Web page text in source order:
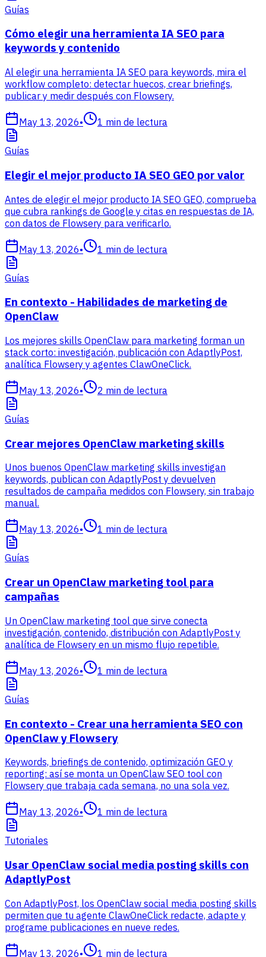
Guías
Cómo elegir una herramienta IA SEO para
keywords y contenido
Al elegir una herramienta IA SEO para keywords, mira el
workflow completo: detectar huecos, crear briefings,
publicar y medir después con Flowsery.
May 13, 2026• 1 min de lectura
Guías
Elegir el mejor producto IA SEO GEO por valor
Antes de elegir el mejor producto IA SEO GEO, comprueba
que cubra rankings de Google y citas en respuestas de IA,
con datos de Flowsery para verificarlo.
May 13, 2026• 1 min de lectura
Guías
En contexto - Habilidades de marketing de
OpenClaw
Los mejores skills OpenClaw para marketing forman un
stack corto: investigación, publicación con AdaptlyPost,
analítica Flowsery y agentes ClawOneClick.
May 13, 2026• 2 min de lectura
Guías
Crear mejores OpenClaw marketing skills
Unos buenos OpenClaw marketing skills investigan
keywords, publican con AdaptlyPost y devuelven
resultados de campaña medidos con Flowsery, sin trabajo
manual.
May 13, 2026• 1 min de lectura
Guías
Crear un OpenClaw marketing tool para
campañas
Un OpenClaw marketing tool que sirve conecta
investigación, contenido, distribución con AdaptlyPost y
analítica de Flowsery en un mismo flujo repetible.
May 13, 2026• 1 min de lectura
Guías
En contexto - Crear una herramienta SEO con
OpenClaw y Flowsery
Keywords, briefings de contenido, optimización GEO y
reporting: así se monta un OpenClaw SEO tool con
Flowsery que trabaja cada semana, no una sola vez.
May 13, 2026• 1 min de lectura
Tutoriales
Usar OpenClaw social media posting skills con
AdaptlyPost
Con AdaptlyPost, los OpenClaw social media posting skills
permiten que tu agente ClawOneClick redacte, adapte y
programe publicaciones en nueve redes.
May 13, 2026• 1 min de lectura